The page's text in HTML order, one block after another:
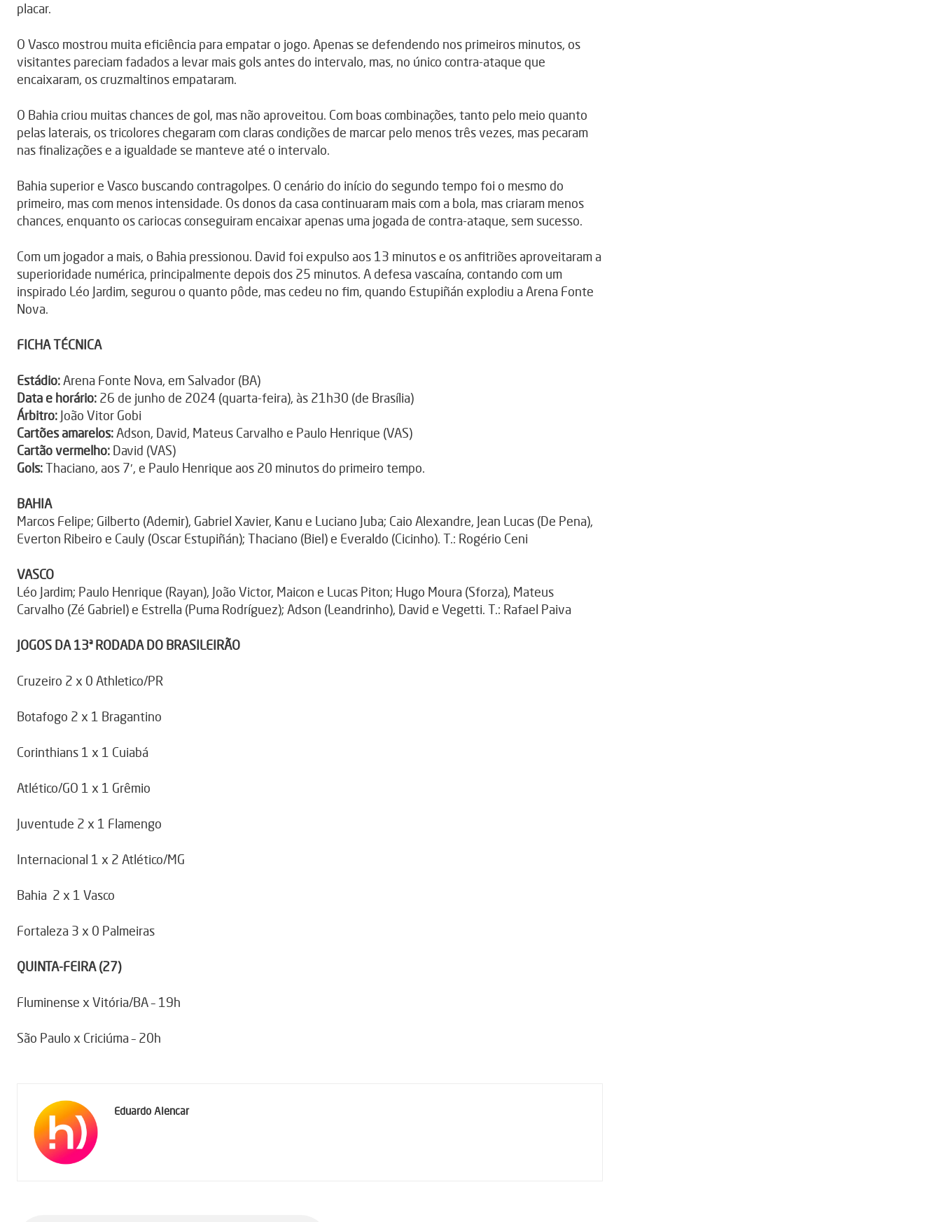
placar.
O Vasco mostrou muita eficiência para empatar o jogo. Apenas se defendendo nos primeiros minutos, os
visitantes pareciam fadados a levar mais gols antes do intervalo, mas, no único contra-ataque que
encaixaram, os cruzmaltinos empataram.
O Bahia criou muitas chances de gol, mas não aproveitou. Com boas combinações, tanto pelo meio quanto
pelas laterais, os tricolores chegaram com claras condições de marcar pelo menos três vezes, mas pecaram
nas finalizações e a igualdade se manteve até o intervalo.
Bahia superior e Vasco buscando contragolpes. O cenário do início do segundo tempo foi o mesmo do
primeiro, mas com menos intensidade. Os donos da casa continuaram mais com a bola, mas criaram menos
chances, enquanto os cariocas conseguiram encaixar apenas uma jogada de contra-ataque, sem sucesso.
Com um jogador a mais, o Bahia pressionou. David foi expulso aos 13 minutos e os anfitriões aproveitaram a
superioridade numérica, principalmente depois dos 25 minutos. A defesa vascaína, contando com um
inspirado Léo Jardim, segurou o quanto pôde, mas cedeu no fim, quando Estupiñán explodiu a Arena Fonte
Nova.
FICHA TÉCNICA
Estádio:Arena Fonte Nova, em Salvador (BA)
Data e horário: 26 de junho de 2024 (quarta-feira), às 21h30 (de Brasília)
Árbitro: João Vitor Gobi
Cartões amarelos:Adson, David, Mateus Carvalho e Paulo Henrique (VAS)
Cartão vermelho: David (VAS)
Gols:Thaciano, aos 7′, e Paulo Henrique aos 20 minutos do primeiro tempo.
BAHIA
Marcos Felipe; Gilberto (Ademir), Gabriel Xavier, Kanu e Luciano Juba; Caio Alexandre, Jean Lucas (De Pena),
Everton Ribeiro e Cauly (Oscar Estupiñán); Thaciano (Biel) e Everaldo (Cicinho). T.: Rogério Ceni
VASCO
Léo Jardim; Paulo Henrique (Rayan), João Victor, Maicon e Lucas Piton; Hugo Moura (Sforza), Mateus
Carvalho (Zé Gabriel) e Estrella (Puma Rodríguez); Adson (Leandrinho), David e Vegetti. T.: Rafael Paiva
JOGOS DA 13ª RODADA DO BRASILEIRÃO
Cruzeiro 2 x 0 Athletico/PR
Botafogo 2 x 1 Bragantino
Corinthians 1 x 1 Cuiabá
Atlético/GO 1 x 1 Grêmio
Juventude 2 x 1 Flamengo
Internacional 1 x 2 Atlético/MG
Bahia 2 x 1 Vasco
Fortaleza 3 x 0 Palmeiras
QUINTA-FEIRA (27)
Fluminense x Vitória/BA – 19h
São Paulo x Criciúma – 20h
Eduardo Alencar